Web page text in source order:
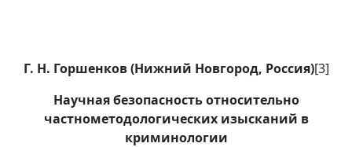
Г. Н. Горшенков (Нижний Новгород, Россия)[3]
Научная безопасность относительно
частнометодологических изысканий в
криминологии